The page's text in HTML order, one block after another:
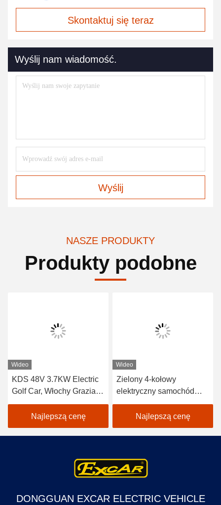
Skontaktuj się teraz
Wyślij nam wiadomość.
Wyślij
NASZE PRODUKTY
Produkty podobne
Wideo
KDS 48V 3.7KW Electric
Golf Car, Włochy Graziano
Axle Club Car Golf Cart
Najlepszą cenę
Wideo
Zielony 4-kołowy
elektryczny samochód
golfowy 2 Pasażer
samochodu golfowego
48V
Najlepszą cenę
DONGGUAN EXCAR ELECTRIC VEHICLE